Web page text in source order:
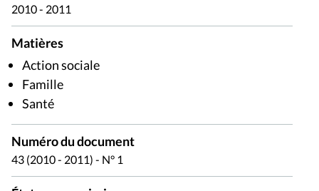
2010 - 2011
Matières
Action sociale
Famille
Santé
Numéro du document
43 (2010 - 2011) - N° 1